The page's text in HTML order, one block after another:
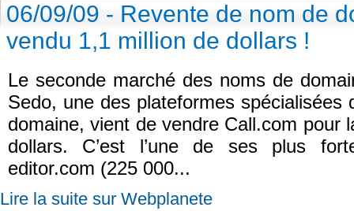
06/09/09 - Revente de nom de
vendu 1,1 million de dollars !
Le seconde marché des noms de
Sedo, une des plateformes spécialisées
domaine, vient de vendre Call.com pour
dollars. C’est l’une de ses plus
editor.com (225 000...
Lire la suite sur Webplanete